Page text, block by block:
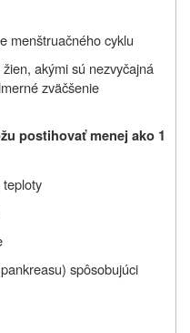
menštruačného cyklu
akými sú nezvyčajná
zväčšenie
postihovať menej ako 1
spôsobujúci